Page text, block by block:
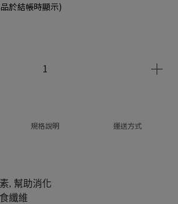
於結帳時顯示)
規格說明 運送方式
, 幫助消化
纖維